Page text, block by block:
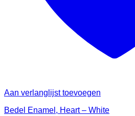
Aan verlanglijst toevoegen
Bedel Enamel, Heart – White